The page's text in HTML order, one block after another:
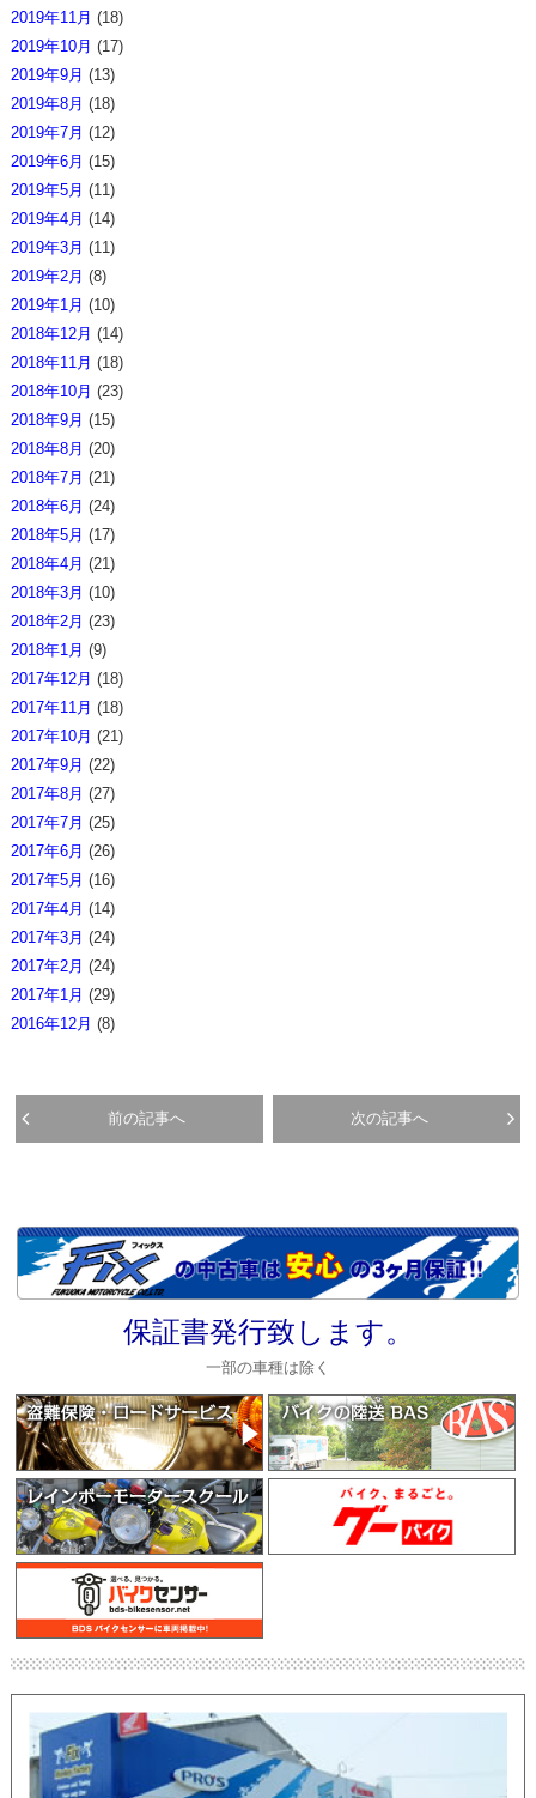
2019年11月 (18)
2019年10月 (17)
2019年9月 (13)
2019年8月 (18)
2019年7月 (12)
2019年6月 (15)
2019年5月 (11)
2019年4月 (14)
2019年3月 (11)
2019年2月 (8)
2019年1月 (10)
2018年12月 (14)
2018年11月 (18)
2018年10月 (23)
2018年9月 (15)
2018年8月 (20)
2018年7月 (21)
2018年6月 (24)
2018年5月 (17)
2018年4月 (21)
2018年3月 (10)
2018年2月 (23)
2018年1月 (9)
2017年12月 (18)
2017年11月 (18)
2017年10月 (21)
2017年9月 (22)
2017年8月 (27)
2017年7月 (25)
2017年6月 (26)
2017年5月 (16)
2017年4月 (14)
2017年3月 (24)
2017年2月 (24)
2017年1月 (29)
2016年12月 (8)
前の記事へ 次の記事へ
保証書発行致します。
一部の車種は除く